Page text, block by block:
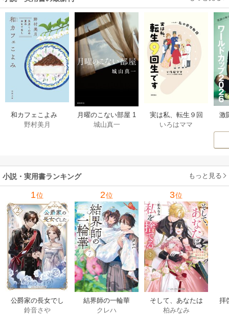
和カフェこよみ
五月くんの夏のお
野村美月
月曜のこない部屋 1
巻
城山真一
実は私、転生９回
生です マンガ
いろはママ
激
小説・実用書ランキング もっと見る
1位
公爵家の長女でし
た
鈴音さや
2位
結界師の一輪華
クレハ
3位
そして、あなたは
私を捨てる
柏みなみ
拝